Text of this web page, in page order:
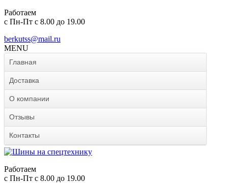
Работаем
с Пн-Пт с 8.00 до 19.00
berkutss@mail.ru
MENU
Главная
Доставка
О компании
Отзывы
Контакты
Работаем
с Пн-Пт с 8.00 до 19.00